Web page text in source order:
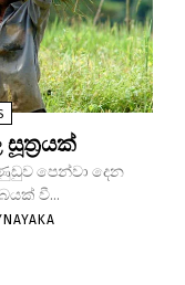
පෙන්වා දෙන
වී...